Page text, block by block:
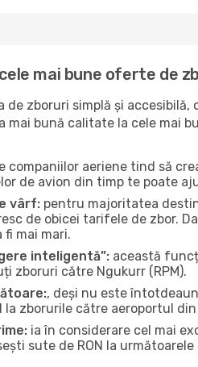
mai bune oferte de
de zboruri simplă și
mai bună calitate la cele mai
companiilor aeriene tind să
de avion din timp te poate
vârf: pentru majoritatea
de obicei tarifele de zbor.
mai mari.
inteligentă”: această
zboruri către Ngukurr (RPM).
, deși nu este
zborurile către aeroportul din
ia în considerare cel mai
sute de RON la